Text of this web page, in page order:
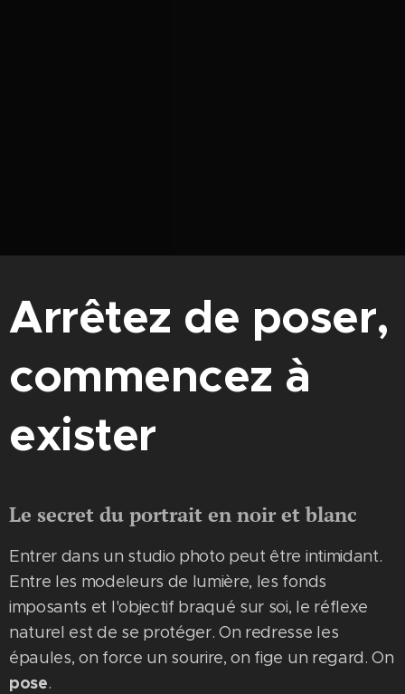
Arrêtez de poser,
commencez à
exister
Le secret du portrait en noir et blanc
Entrer dans un studio photo peut être intimidant.
Entre les modeleurs de lumière, les fonds
imposants et l'objectif braqué sur soi, le réflexe
naturel est de se protéger. On redresse les
épaules, on force un sourire, on fige un regard. On
pose.